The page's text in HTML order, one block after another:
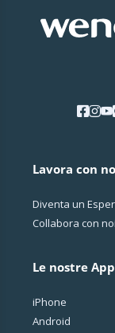
♔
🌞RINGRAZIO
il mio percorso,
questa
incontrarci e,
Energia,
Voi❤️♔ 𓄂𓆃
Lavora con
Diventa un
Collabora con noi
Le nostre App
iPhone
Android